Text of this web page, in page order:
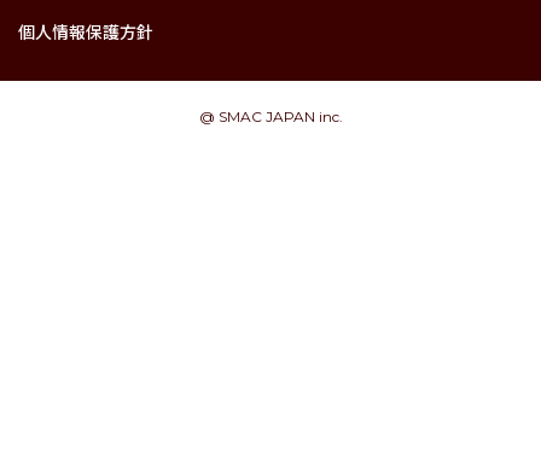
個人情報保護方針
@ SMAC JAPAN inc.